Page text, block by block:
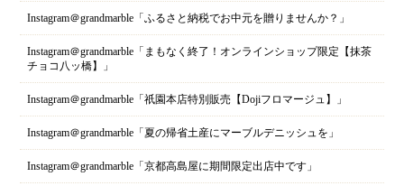
Instagram＠grandmarble「ふるさと納税でお中元を贈りませんか？」
Instagram＠grandmarble「まもなく終了！オンラインショップ限定【抹茶
チョコ八ッ橋】」
Instagram＠grandmarble「祇園本店特別販売【Dojiフロマージュ】」
Instagram＠grandmarble「夏の帰省土産にマーブルデニッシュを」
Instagram＠grandmarble「京都高島屋に期間限定出店中です」